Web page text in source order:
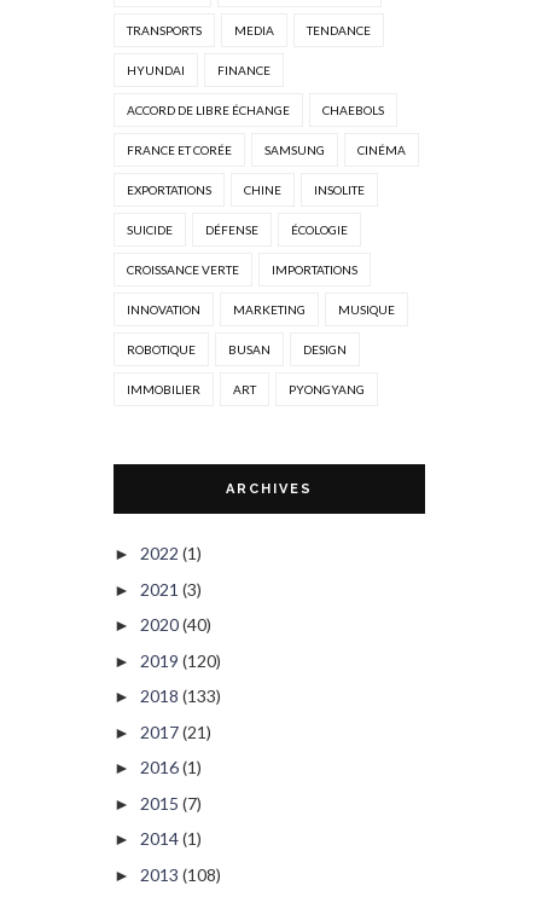
TRANSPORTS MEDIA TENDANCE
HYUNDAI FINANCE
ACCORD DE LIBRE ÉCHANGE CHAEBOLS
FRANCE ET CORÉE SAMSUNG CINÉMA
EXPORTATIONS CHINE INSOLITE
SUICIDE DÉFENSE ÉCOLOGIE
CROISSANCE VERTE IMPORTATIONS
INNOVATION MARKETING MUSIQUE
ROBOTIQUE BUSAN DESIGN
IMMOBILIER ART PYONGYANG
ARCHIVES
► 2022 (1)
► 2021 (3)
► 2020(40)
► 2019 (120)
► 2018 (133)
► 2017(21)
► 2016(1)
► 2015 (7)
► 2014(1)
► 2013 (108)